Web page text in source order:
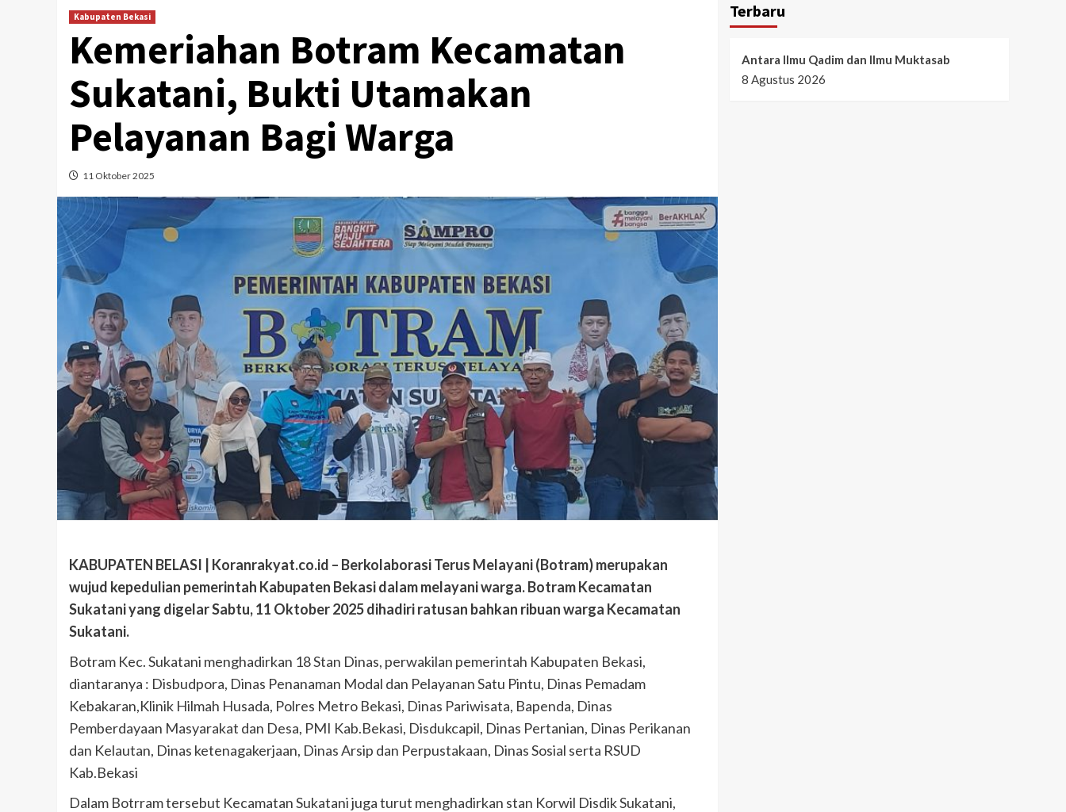
Kabupaten Bekasi
Kemeriahan Botram Kecamatan
Sukatani, Bukti Utamakan
Pelayanan Bagi Warga
11 Oktober 2025
KABUPATEN BELASI | Koranrakyat.co.id – Berkolaborasi Terus Melayani (Botram) merupakan
wujud kepedulian pemerintah Kabupaten Bekasi dalam melayani warga. Botram Kecamatan
Sukatani yang digelar Sabtu, 11 Oktober 2025 dihadiri ratusan bahkan ribuan warga Kecamatan
Sukatani.
Botram Kec. Sukatani menghadirkan 18 Stan Dinas, perwakilan pemerintah Kabupaten Bekasi,
diantaranya : Disbudpora, Dinas Penanaman Modal dan Pelayanan Satu Pintu, Dinas Pemadam
Kebakaran,Klinik Hilmah Husada, Polres Metro Bekasi, Dinas Pariwisata, Bapenda, Dinas
Pemberdayaan Masyarakat dan Desa, PMI Kab.Bekasi, Disdukcapil, Dinas Pertanian, Dinas Perikanan
dan Kelautan, Dinas ketenagakerjaan, Dinas Arsip dan Perpustakaan, Dinas Sosial serta RSUD
Kab.Bekasi
Dalam Botrram tersebut Kecamatan Sukatani juga turut menghadirkan stan Korwil Disdik Sukatani,
Terbaru
Antara Ilmu Qadim dan Ilmu Muktasab
8 Agustus 2026